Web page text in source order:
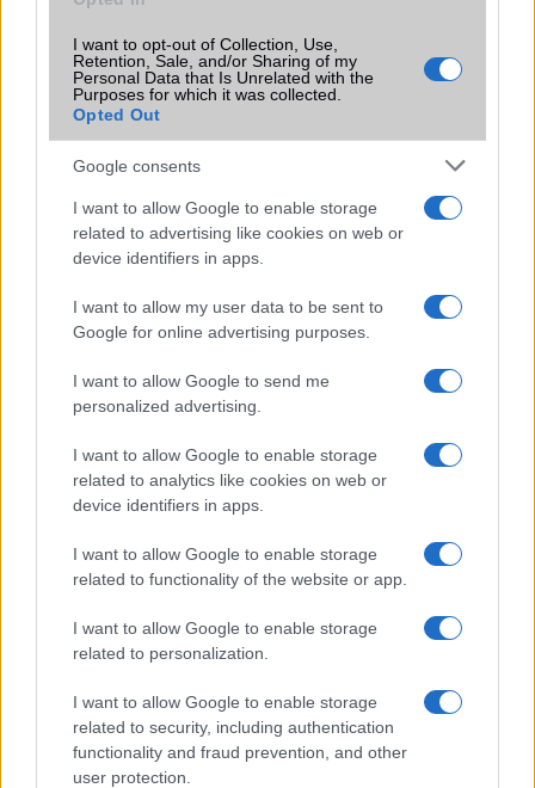
I want to opt-out of Collection, Use,
Retention, Sale, and/or Sharing of my
Personal Data that Is Unrelated with the
Purposes for which it was collected.
Opted Out
Google consents
I want to allow Google to enable storage
related to advertising like cookies on web or
device identifiers in apps.
I want to allow my user data to be sent to
Google for online advertising purposes.
I want to allow Google to send me
personalized advertising.
I want to allow Google to enable storage
related to analytics like cookies on web or
device identifiers in apps.
I want to allow Google to enable storage
related to functionality of the website or app.
I want to allow Google to enable storage
related to personalization.
I want to allow Google to enable storage
related to security, including authentication
functionality and fraud prevention, and other
user protection.
webes értesítések megszüntetésére összpontosít
Így változtatja meg a jelszókezelésünket ez az újítás
Vajon túl vékonyra sikerül az iPhone 17 Air? – A divat ára a
Ezek az iPhone-ok, iPadek és Macek már nem kapják meg
az iOS 26-ot és társait
Az Apple új AI modellje forradalmasíthatja a kódgenerálást
Apple Watch Series 11, Ultra 3 és SE 3: Mit várhatunk és
További hírek
LEGOLVASOTTABBAK
Számos népszerű Samsung Galaxy készülék kimarad a One
UI 9 frissítésből – itt a lista az érintett modellekről
iPhone 18 bemutató dátum - ekkor rántja le a leplet az
Apple az új csúcsmobilokról
Az Android rejtett automatizmusai: hat funkció, amely
észrevétlenül könnyíti meg a mindennapokat
Ez a rejtett Samsung funkció teljesen megváltoztatja a